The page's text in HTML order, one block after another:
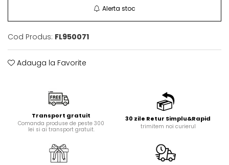
Alerta stoc
Cod Produs: FL950071
Adauga la Favorite
Transport gratuit
Comanda produse de peste 300
lei si ai transport gratuit.
30 zile Retur Simplu&Rapid
trimitem noi curierul